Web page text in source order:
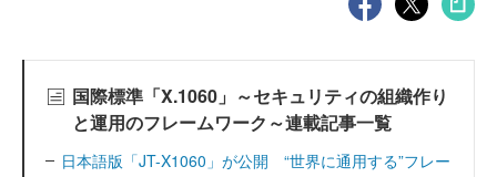
国際標準「X.1060」～セキュリティの組織作り
と運用のフレームワーク～連載記事一覧
日本語版「JT-X1060」が公開 “世界に通用する”フレー